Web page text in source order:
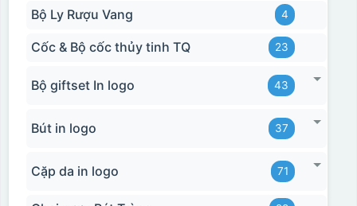
Bộ Ly Rượu Vang 4
Cốc & Bộ cốc thủy tinh TQ 23
Bộ giftset In logo 43
Bút in logo 37
Cặp da in logo 71